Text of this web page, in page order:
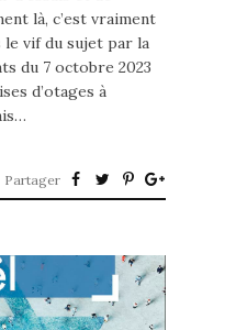
là, c’est vraiment
le vif du sujet par la
du 7 octobre 2023
d’otages à
Partager